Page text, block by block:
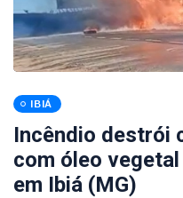
IBIÁ
Incêndio destrói
com óleo
em Ibiá (MG)